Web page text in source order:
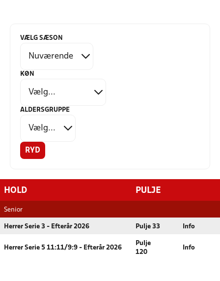
VÆLG SÆSON
KØN
ALDERSGRUPPE
RYD
HOLD PULJE
Senior
Herrer Serie 3 - Efterår 2026 Pulje 33 Info
Herrer Serie 5 11:11/9:9 - Efterår 2026
Pulje
120
Info